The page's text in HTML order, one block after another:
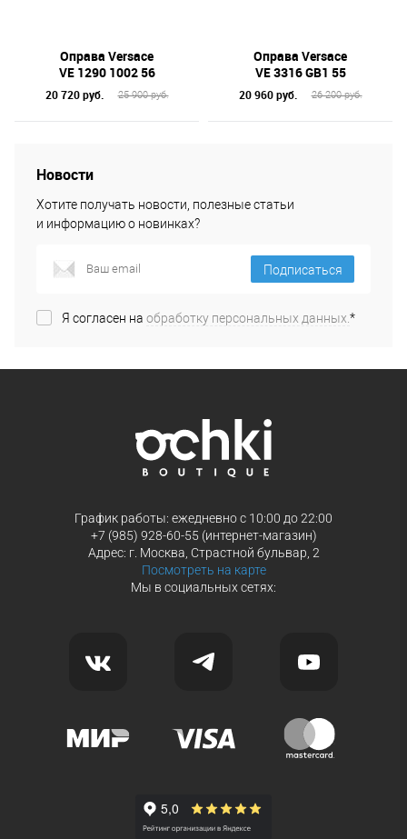
Оправа Versace
VE 1290 1002 56
20 720 руб. 25 900 руб.
Оправа Versace
VE 3316 GB1 55
20 960 руб. 26 200 руб.
Новости
Хотите получать новости, полезные статьи
и информацию о новинках?
Подписаться
Я согласен на обработку персональных данных.*
График работы: ежедневно с 10:00 до 22:00
+7 (985) 928-60-55 (интернет-магазин)
Адрес: г. Москва, Страстной бульвар, 2
Посмотреть на карте
Мы в социальных сетях: